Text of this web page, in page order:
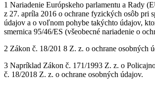
1 Nariadenie Európskeho parlamentu a Rady
z 27. apríla 2016 o ochrane fyzických osôb pri
údajov a o voľnom pohybe takýchto údajov,
smernica 95/46/ES (všeobecné nariadenie o
2 Zákon č. 18/201 8 Z. z. o ochrane osobných
3 Napríklad Zákon č. 171/1993 Z. z. o
č. 18/2018 Z. z. o ochrane osobných údajov.